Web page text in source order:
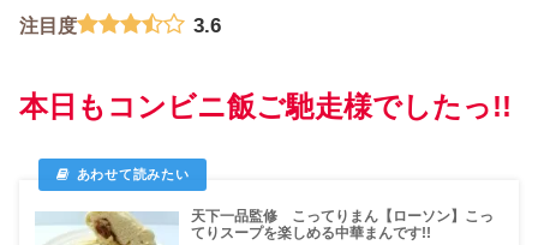
注目度 3.6
本日もコンビニ飯ご馳走様でしたっ!!
天下一品監修 こってりまん【ローソン】こっ
てりスープを楽しめる中華まんです!!